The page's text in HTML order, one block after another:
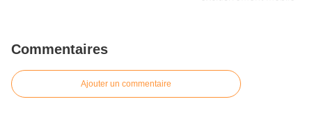
Commentaires
Ajouter un commentaire